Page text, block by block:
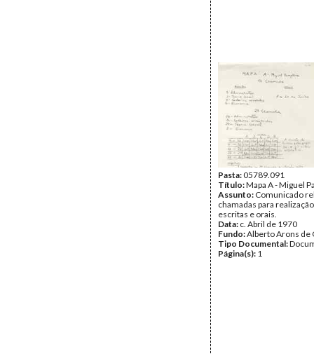
Pasta:05789.091
Título:Mapa A - Miguel
Assunto: Comunicado
chamadas para
escritas e orais.
Data: c. Abril de 1970
Fundo:Alberto Arons de
Tipo Documental:
Página(s): 1